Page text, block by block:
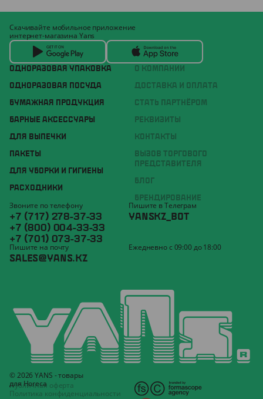
ОДНОРАЗОВАЯ УПАКОВКА
ОДНОРАЗОВАЯ ПОСУДА
БУМАЖНАЯ ПРОДУКЦИЯ
БАРНЫЕ АКСЕССУАРЫ
ДЛЯ ВЫПЕЧКИ
ПАКЕТЫ
ДЛЯ УБОРКИ И ГИГИЕНЫ
РАСХОДНИКИ
О КОМПАНИИ
ДОСТАВКА И ОПЛАТА
СТАТЬ ПАРТНЁРОМ
РЕКВИЗИТЫ
КОНТАКТЫ
ВЫЗОВ ТОРГОВОГО
ПРЕДСТАВИТЕЛЯ
БЛОГ
БРЕНДИРОВАНИЕ
Скачивайте мобильное приложение
интернет-магазина Yans
Звоните по телефону
+7 (717) 278-37-33
+7 (800) 004-33-33
+7 (701) 073-37-33
Пишите в Телеграм
YANSKZ_BOT
Пишите на почту
SALES@YANS.KZ
Ежедневно с 09:00 до 18:00
© 2026 YANS - товары
для Horeca
Публичная оферта
Политика конфиденциальности